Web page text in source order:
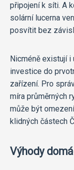
připojení k síti. A
solární lucerna
posvítit bez
Nicméně existují
investice do
zařízení. Pro
míra průměrných
může být
klidných částech
Výhody